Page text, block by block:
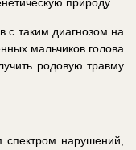
с таким диагнозом на
мальчиков голова
родовую травму
спектром нарушений,